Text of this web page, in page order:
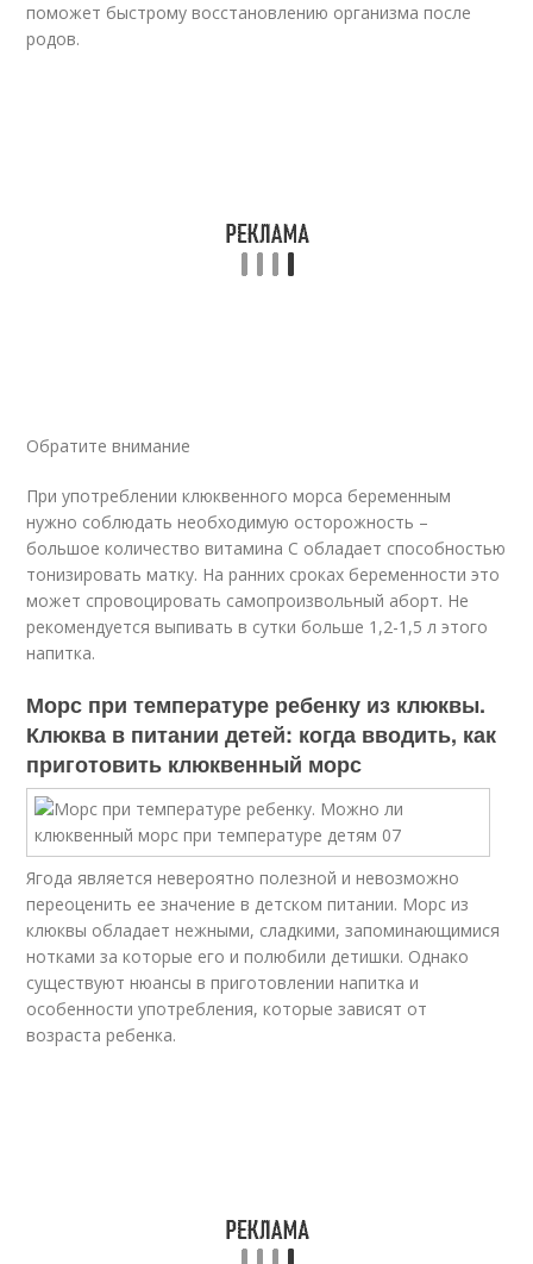
поможет быстрому восстановлению организма после
родов.
Обратите внимание
При употреблении клюквенного морса беременным
нужно соблюдать необходимую осторожность –
большое количество витамина С обладает способностью
тонизировать матку. На ранних сроках беременности это
может спровоцировать самопроизвольный аборт. Не
рекомендуется выпивать в сутки больше 1,2-1,5 л этого
напитка.
Морс при температуре ребенку из клюквы.
Клюква в питании детей: когда вводить, как
приготовить клюквенный морс
Ягода является невероятно полезной и невозможно
переоценить ее значение в детском питании. Морс из
клюквы обладает нежными, сладкими, запоминающимися
нотками за которые его и полюбили детишки. Однако
существуют нюансы в приготовлении напитка и
особенности употребления, которые зависят от
возраста ребенка.